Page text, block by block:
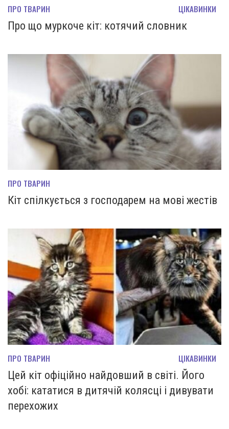
ПРО ТВАРИН ЦІКАВИНКИ
Про що муркоче кіт: котячий словник
ПРО ТВАРИН
Кіт спілкується з господарем на мові жестів
ПРО ТВАРИН ЦІКАВИНКИ
Цей кіт офіційно найдовший в світі. Його
хобі: кататися в дитячій колясці і дивувати
перехожих